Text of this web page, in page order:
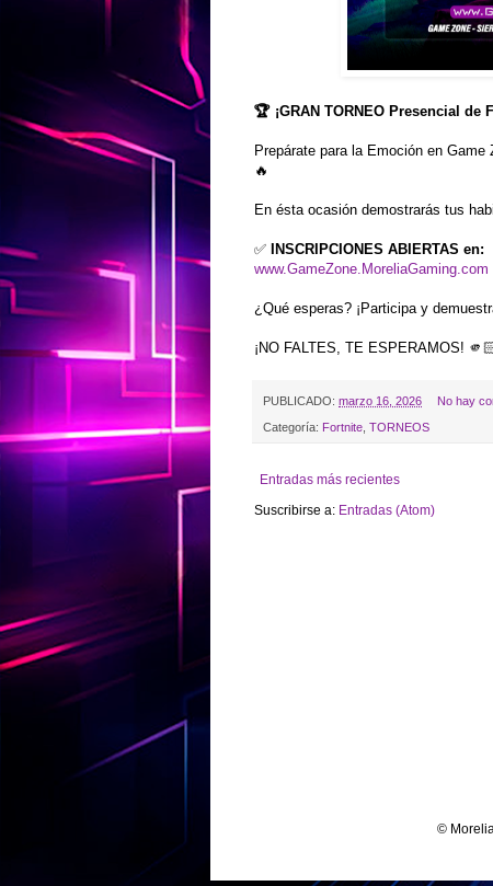
🏆 ¡GRAN TORNEO Presencial de
Prepárate para la Emoción en
🔥
En ésta ocasión demostrarás tus
✅ INSCRIPCIONES ABIERTAS en:
www.GameZone.MoreliaGaming.com
¿Qué esperas? ¡Participa y
¡NO FALTES, TE ESPERAMOS!
PUBLICADO: marzo 16, 2026 No hay
Categoría: Fortnite TORNEOS
Entradas más recientes
Suscribirse a: Entradas (Atom)
©